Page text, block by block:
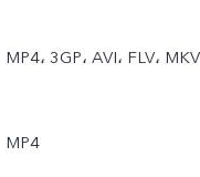
MP4، ‏3GP، ‏AVI، ‏FLV، ‏MKV
MP4